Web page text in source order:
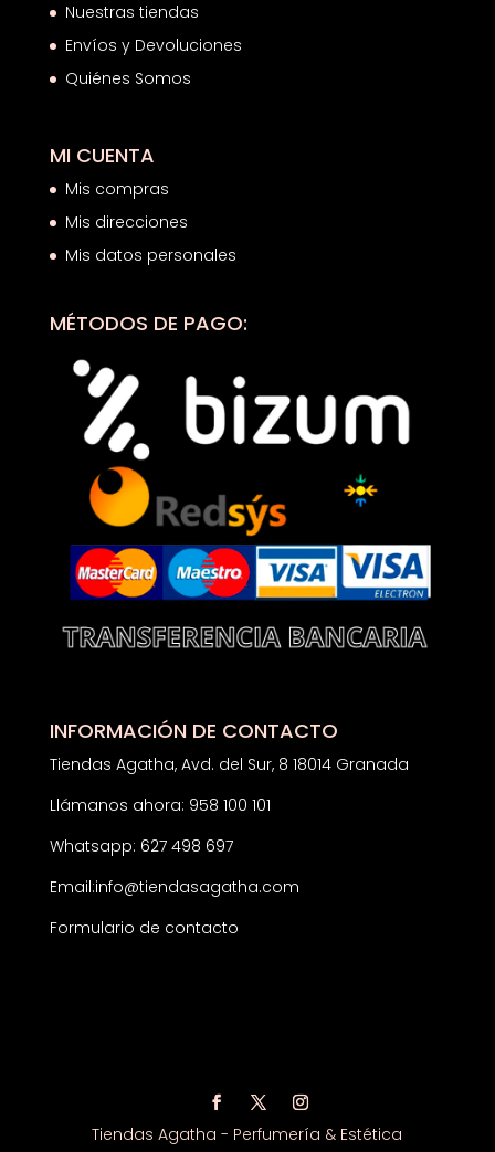
Nuestras tiendas
Envíos y Devoluciones
Quiénes Somos
MI CUENTA
Mis compras
Mis direcciones
Mis datos personales
MÉTODOS DE PAGO:
INFORMACIÓN DE CONTACTO
Tiendas Agatha, Avd. del Sur, 8 18014 Granada
Llámanos ahora: 958 100 101
Whatsapp: 627 498 697
Email:info@tiendasagatha.com
Formulario de contacto
Tiendas Agatha - Perfumería & Estética